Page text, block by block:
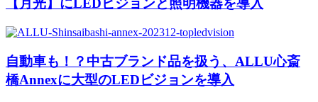
【月光】にLEDビジョンと照明機器を導入
自動車も！？中古ブランド品を扱う、ALLU心斎
橋Annexに大型のLEDビジョンを導入